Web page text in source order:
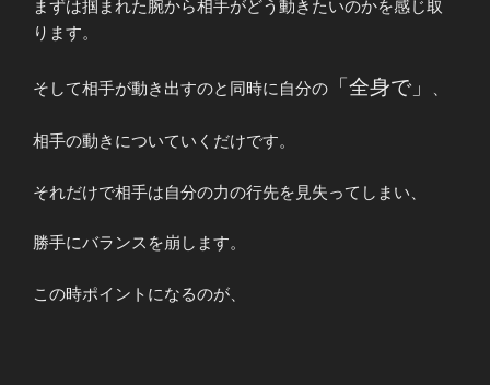
まずは掴まれた腕から相手がどう動きたいのかを感じ取
ります。
そして相手が動き出すのと同時に自分の 「全身で」
相手の動きについていくだけです。
それだけで相手は自分の力の行先を見失ってしまい、
勝手にバランスを崩します。
この時ポイントになるのが、